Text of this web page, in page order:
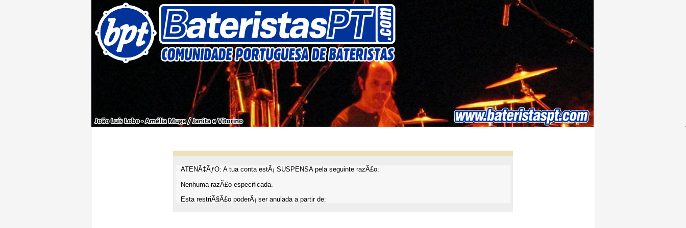
ATENÃ‡ÃƒO: A tua conta estÃ¡ SUSPENSA pela seguinte razÃ£o:
Nenhuma razÃ£o especificada.
Esta restriÃ§Ã£o poderÃ¡ ser anulada a partir de: